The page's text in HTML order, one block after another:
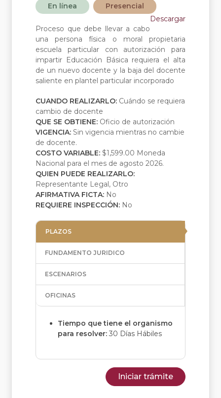
En línea
Presencial
Descargar
Proceso que debe llevar a cabo
una persona física o moral propietaria
escuela particular con autorización para
impartir Educación Básica requiera el alta
de un nuevo docente y la baja del docente
saliente en plantel particular incorporado
CUANDO REALIZARLO: Cuándo se requiera
cambio de docente
QUE SE OBTIENE: Oficio de autorización
VIGENCIA: Sin vigencia mientras no cambie
de docente.
COSTO VARIABLE: $1,599.00 Moneda
Nacional para el mes de agosto 2026.
QUIEN PUEDE REALIZARLO:
Representante Legal, Otro
AFIRMATIVA FICTA: No
REQUIERE INSPECCIÓN: No
PLAZOS
FUNDAMENTO JURIDICO
ESCENARIOS
OFICINAS
Tiempo que tiene el organismo
para resolver: 30 Días Hábiles
Iniciar trámite